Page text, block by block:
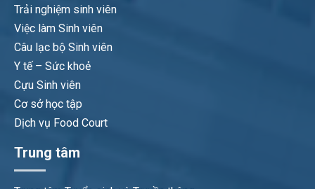
Trải nghiệm sinh viên
Việc làm Sinh viên
Câu lạc bộ Sinh viên
Y tế – Sức khoẻ
Cựu Sinh viên
Cơ sở học tập
Dịch vụ Food Court
Trung tâm